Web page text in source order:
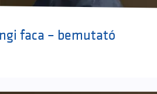
faca – bemutató